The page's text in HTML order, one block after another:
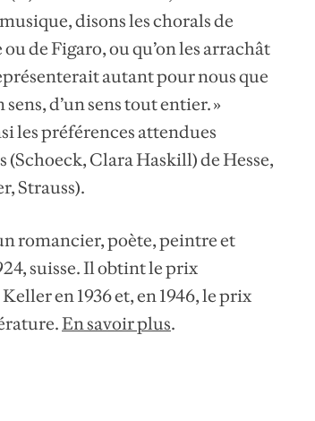
disons les chorals de
de Figaro, ou qu’on les arrachât
autant pour nous que
d’un sens tout entier. »
les préférences attendues
Clara Haskill) de Hesse,
Strauss).
romancier, poète, peintre et
suisse. Il obtint le prix
en 1936 et, en 1946, le prix
En savoir plus.